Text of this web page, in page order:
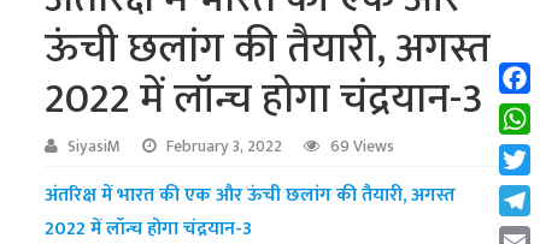
ऊंची छलांग की तैयारी, अगस्त
2022 में लॉन्च होगा चंद्रयान-3
SiyasiM February 3, 2022 69 Views
अंतरिक्ष में भारत की एक और ऊंची छलांग की तैयारी, अगस्त
2022 में लॉन्च होगा चंद्रयान-3